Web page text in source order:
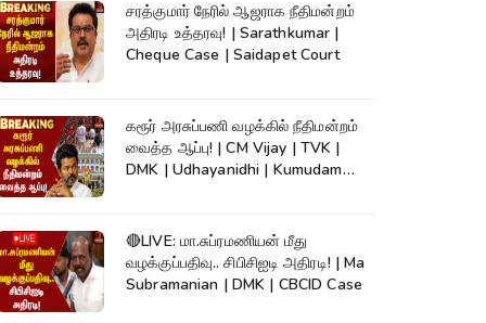
சரத்குமார் நேரில் ஆஜராக நீதிமன்றம்
அதிரடி உத்தரவு! | Sarathkumar |
Cheque Case | Saidapet Court
கரூர் அரசுப்பணி வழக்கில் நீதிமன்றம்
வைத்த ஆப்பு! | CM Vijay | TVK |
DMK | Udhayanidhi | Kumudam
🔴LIVE: மா.சுப்ரமணியன் மீது
வழக்குப்பதிவு.. சிபிசிஐடி அதிரடி! | Ma
Subramanian | DMK | CBCID Case